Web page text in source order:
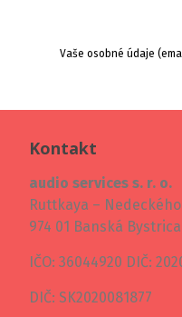
Vaše osobné údaje
Kontakt
audio services s. r. o.
Ruttkaya –
974 01 Banská Bystrica
IČO: 36044920 DIČ:
DIČ: SK2020081877